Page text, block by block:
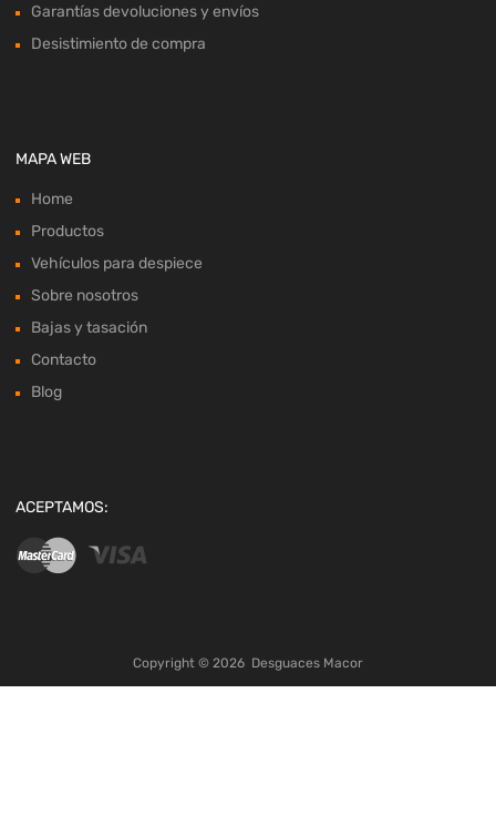
Garantías devoluciones y envíos
Desistimiento de compra
MAPA WEB
Home
Productos
Vehículos para despiece
Sobre nosotros
Bajas y tasación
Contacto
Blog
ACEPTAMOS:
Copyright © 2026 Desguaces Macor